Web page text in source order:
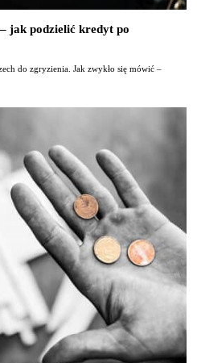
jak podzielić kredyt po
do zgryzienia. Jak zwykło się mówić –